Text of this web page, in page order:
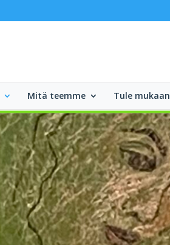
Mitä teemme Tule mukaan